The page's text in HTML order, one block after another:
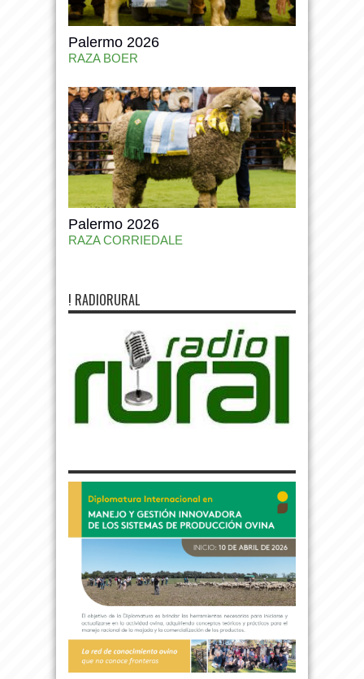
Palermo 2026
RAZA BOER
Palermo 2026
RAZA CORRIEDALE
! RADIORURAL